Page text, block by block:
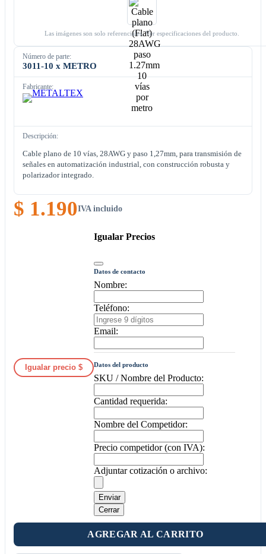
Las imágenes son solo referenciales. Ver especificaciones del producto.
Número de parte:
3011-10 x METRO
Fabricante:
Descripción:
Cable plano de 10 vías, 28AWG y paso 1,27mm, para transmisión de
señales en automatización industrial, con construcción robusta y
polarizador integrado.
$ 1.190IVA incluido
Igualar precio $
Igualar Precios
Datos de contacto
Nombre:
Teléfono:
Email:
Datos del producto
SKU / Nombre del Producto:
Cantidad requerida:
Nombre del Competidor:
Precio competidor (con IVA):
Adjuntar cotización o archivo:
Enviar
Cerrar
AGREGAR AL CARRITO